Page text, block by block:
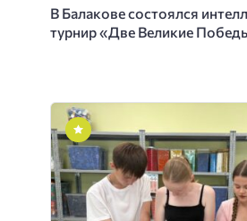
В Балакове состоялся
турнир «Две Великие